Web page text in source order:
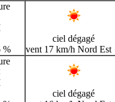
%
ciel dégagé
vent 17 km/h Nord Est
ciel dégagé